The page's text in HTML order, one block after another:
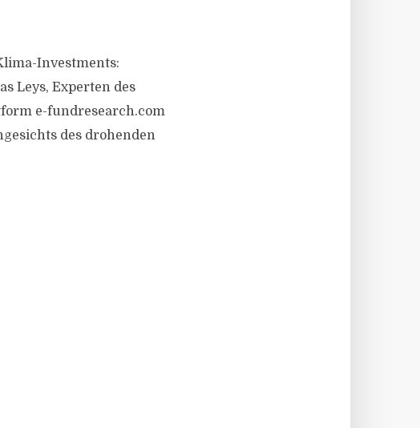
Investments:
Leys, Experten des
e-fundresearch.com
des drohenden